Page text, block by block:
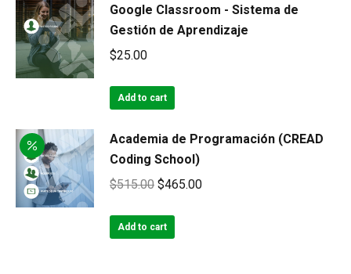
Google Classroom - Sistema de
Gestión de Aprendizaje
$25.00
Add to cart
Academia de Programación (CREAD
Coding School)
$515.00 Original
was:
$465.00Current
Add to cart